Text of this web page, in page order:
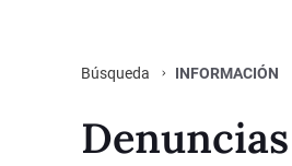
Búsqueda INFORMACIÓN